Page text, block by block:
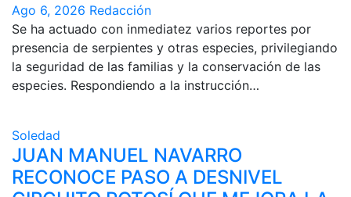
Ago 6, 2026 Redacción
Se ha actuado con inmediatez varios reportes por
presencia de serpientes y otras especies, privilegiando
la seguridad de las familias y la conservación de las
especies. Respondiendo a la instrucción…
Soledad
JUAN MANUEL NAVARRO
RECONOCE PASO A DESNIVEL